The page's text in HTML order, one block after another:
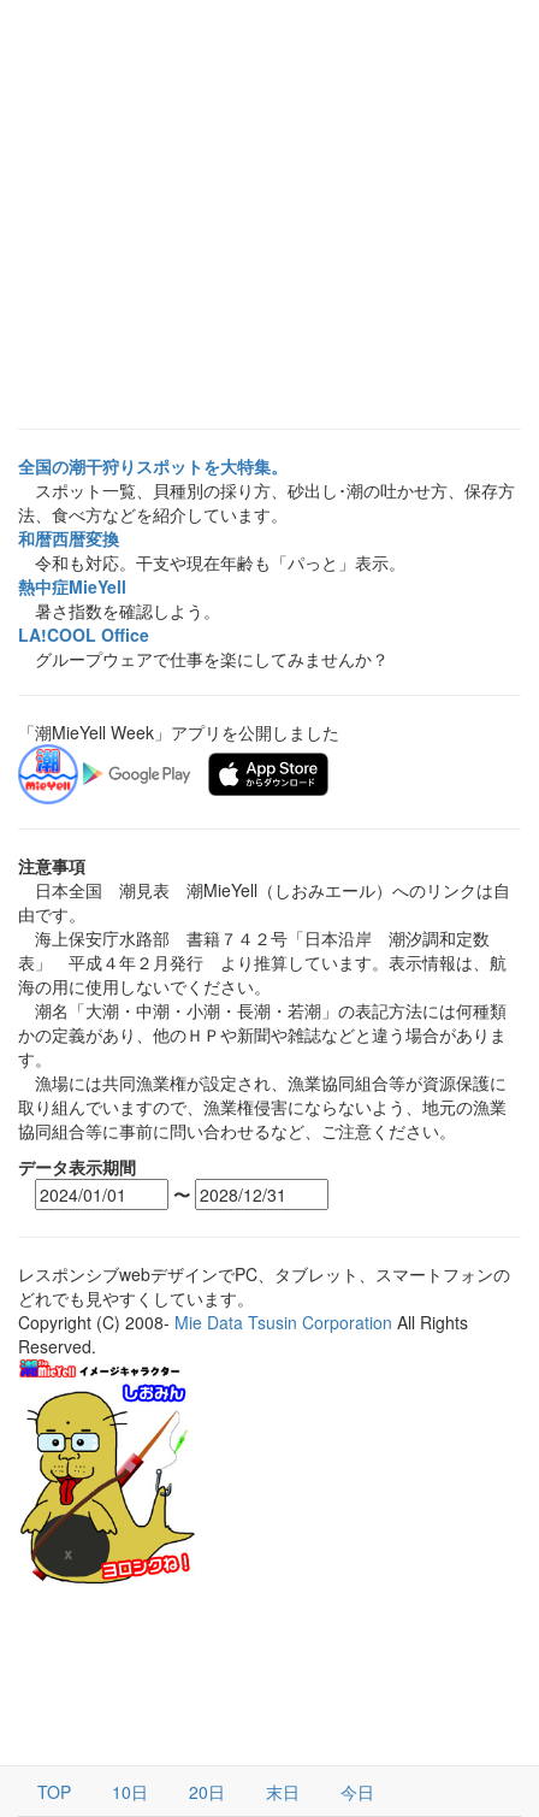
全国の潮干狩りスポットを大特集。
スポット一覧、貝種別の採り方、砂出し･潮の吐かせ方、保存方
法、食べ方などを紹介しています。
和暦西暦変換
令和も対応。干支や現在年齢も「パっと」表示。
熱中症MieYell
暑さ指数を確認しよう。
LA!COOL Office
グループウェアで仕事を楽にしてみませんか？
「潮MieYell Week」アプリを公開しました
注意事項
日本全国 潮見表 潮MieYell（しおみエール）へのリンクは自
由です。
海上保安庁水路部 書籍７４２号「日本沿岸 潮汐調和定数
表」 平成４年２月発行 より推算しています。表示情報は、航
海の用に使用しないでください。
潮名「大潮・中潮・小潮・長潮・若潮」の表記方法には何種類
かの定義があり、他のＨＰや新聞や雑誌などと違う場合がありま
す。
漁場には共同漁業権が設定され、漁業協同組合等が資源保護に
取り組んでいますので、漁業権侵害にならないよう、地元の漁業
協同組合等に事前に問い合わせるなど、ご注意ください。
データ表示期間
〜
レスポンシブwebデザインでPC、タブレット、スマートフォンの
どれでも見やすくしています。
Copyright (C) 2008- Mie Data Tsusin Corporation All Rights
Reserved.
TOP 10日 20日 末日 今日